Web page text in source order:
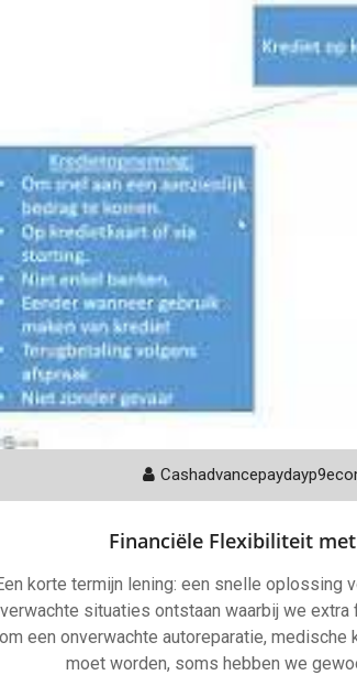
Financiële Flexibiliteit
korte termijn lening: een snelle oplossing
situaties ontstaan waarbij we
om een onverwachte autoreparatie,
moet worden, soms hebben we